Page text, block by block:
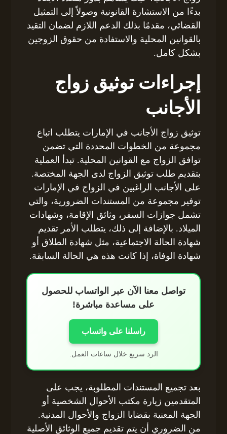
بدءًا من الاستشارة القانونية وصولاً إلى التمثيل
القضائي، مقدمًا بذلك الدعم اللازم لضمان التقيد
بالقوانين المحلية والاستفادة من حقوق الزوجين
بشكل كامل.
إجراءات توثيق زواج
الأجانب
توثيق زواج الأجانب في الإمارات يتطلب اتباع
مجموعة من الخطوات المحددة التي تضمن
توافق الزواج مع القوانين المحلية. تبدأ العملية
بتقديم طلب توثيق الزواج لدى الجهة المختصة.
على الأجانب الراغبين في الزواج في الإمارات
توفير مجموعة من المستندات الضرورية، والتي
تشمل جوازات السفر، وثائق الإقامة، وشهادات
الميلاد. بالإضافة إلى ذلك، يتطلب الأمر تقديم
شهادة الحالة الاجتماعية، مثل شهادة الطلاق أو
شهادة الوفاة، إذا كانت هذه هي الحالة السابقة.
تواصل معنا الآن عبر الواتساب للحصول
على مساعدة مباشرة!
راسلنا على واتساب
الرد سريع خلال ساعات العمل.
بعد تجميع المستندات المطلوبة، يجب على
المتقدمين زيارة مكتب الأحوال الشخصية أو
الجهة المعنية بقضايا الزواج والأحوال المدنية.
من الضروري أن يتم تقديم جميع الوثائق الأصلية